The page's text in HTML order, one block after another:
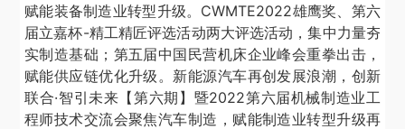
赋能装备制造业转型升级。 CWMTE2022雄鹰奖、第六
届立嘉杯-精工精匠评选活动两大评选活动，集中力量夯
实制造基础；第五届中国民营机床企业峰会重拳出击，
赋能供应链优化升级。新能源汽车再创发展浪潮，创新
联合·智引未来【第六期】暨2022第六届机械制造业工
程师技术交流会聚焦汽车制造，赋能制造业转型升级再